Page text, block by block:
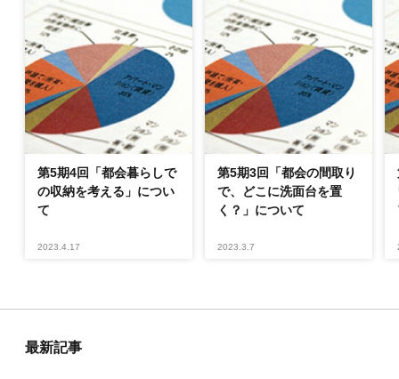
第5期4回「都会暮らしで
の収納を考える」につい
て
2023.4.17
第5期3回「都会の間取り
で、どこに洗面台を置
く？」について
2023.3.7
最新記事